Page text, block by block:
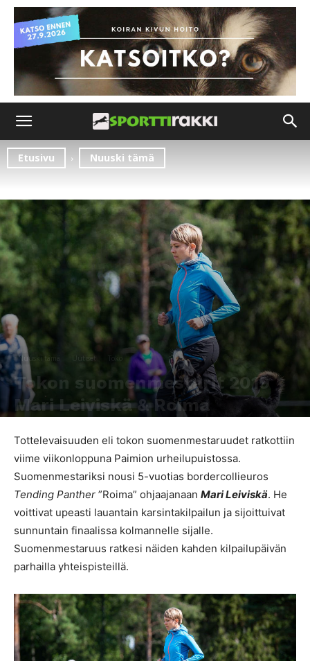
Etusivu Nuuski tämä
Nuuski tämä Uutiset Toko
Tokon suomenmestarit 2019
Mari Leiviskä & Roima
Tottelevaisuuden eli tokon suomenmestaruudet ratkottiin
viime viikonloppuna Paimion urheilupuistossa.
Suomenmestariksi nousi 5-vuotias bordercollieuros
Tending Panther ”Roima” ohjaajanaan Mari Leiviskä. He
voittivat upeasti lauantain karsintakilpailun ja sijoittuivat
sunnuntain finaalissa kolmannelle sijalle.
Suomenmestaruus ratkesi näiden kahden kilpailupäivän
parhailla yhteispisteillä.